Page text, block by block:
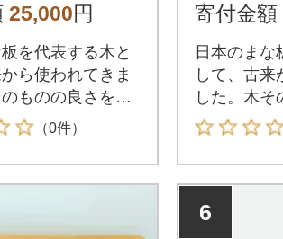
25,000円
を代表する木と
ら使われてきま
ものの良さを味
ださい。
（0件）
寄付金額
日本のまな
して、古来
した。木そ
わってみて
6